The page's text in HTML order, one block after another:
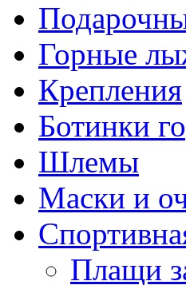
Горные
Крепления
Ботинки
Шлемы
Маски и
Плащи